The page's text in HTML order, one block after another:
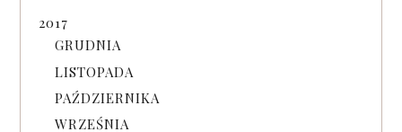
2017
GRUDNIA
LISTOPADA
PAŹDZIERNIKA
WRZEŚNIA